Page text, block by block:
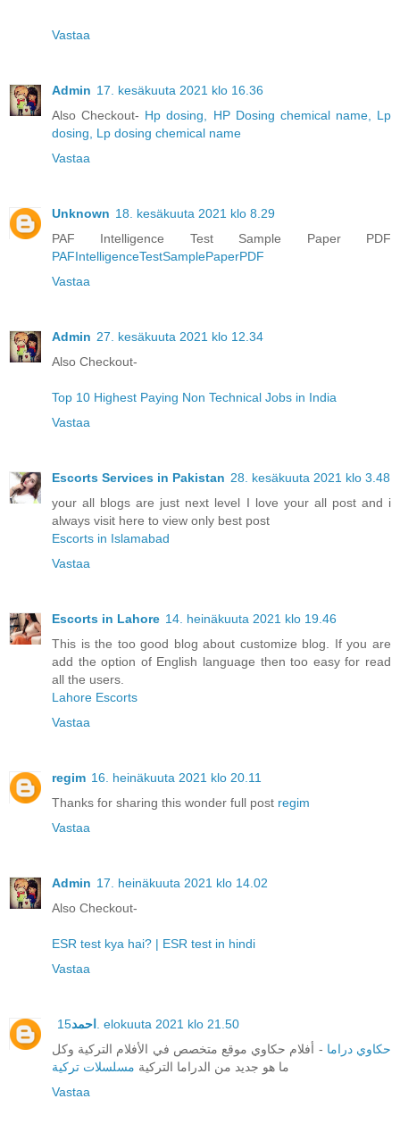
Vastaa
Admin 17. kesäkuuta 2021 klo 16.36
Also Checkout- Hp dosing, HP Dosing chemical name, Lp
dosing, Lp dosing chemical name
Vastaa
Unknown 18. kesäkuuta 2021 klo 8.29
PAF Intelligence Test Sample Paper PDF
PAFIntelligenceTestSamplePaperPDF
Vastaa
Admin 27. kesäkuuta 2021 klo 12.34
Also Checkout-
Top 10 Highest Paying Non Technical Jobs in India
Vastaa
Escorts Services in Pakistan 28. kesäkuuta 2021 klo 3.48
your all blogs are just next level I love your all post and i
always visit here to view only best post
Escorts in Islamabad
Vastaa
Escorts in Lahore 14. heinäkuuta 2021 klo 19.46
This is the too good blog about customize blog. If you are
add the option of English language then too easy for read
all the users.
Lahore Escorts
Vastaa
regim 16. heinäkuuta 2021 klo 20.11
Thanks for sharing this wonder full post regim
Vastaa
Admin 17. heinäkuuta 2021 klo 14.02
Also Checkout-
ESR test kya hai? | ESR test in hindi
Vastaa
احمد
15. elokuuta 2021 klo 21.50
حكاوي دراما - أفلام حكاوي موقع متخصص في الأفلام التركية وكل
ما هو جديد من الدراما التركية مسلسلات تركية
Vastaa